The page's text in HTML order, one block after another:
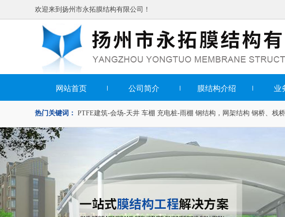
欢迎来到扬州市永拓膜结构有限公司！
网站首页 公司简介 膜结构介绍 业
热门关键词： PTFE建筑-会场-天井 车棚 充电桩-雨棚 钢结构，网架结构 钢桥、栈桥